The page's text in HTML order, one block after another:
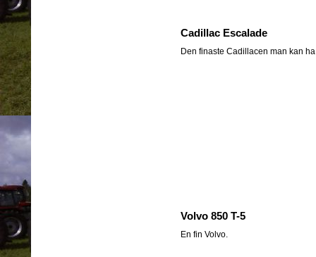
Cadillac Escalade
Den finaste Cadillacen man kan
Volvo 850 T-5
En fin Volvo.